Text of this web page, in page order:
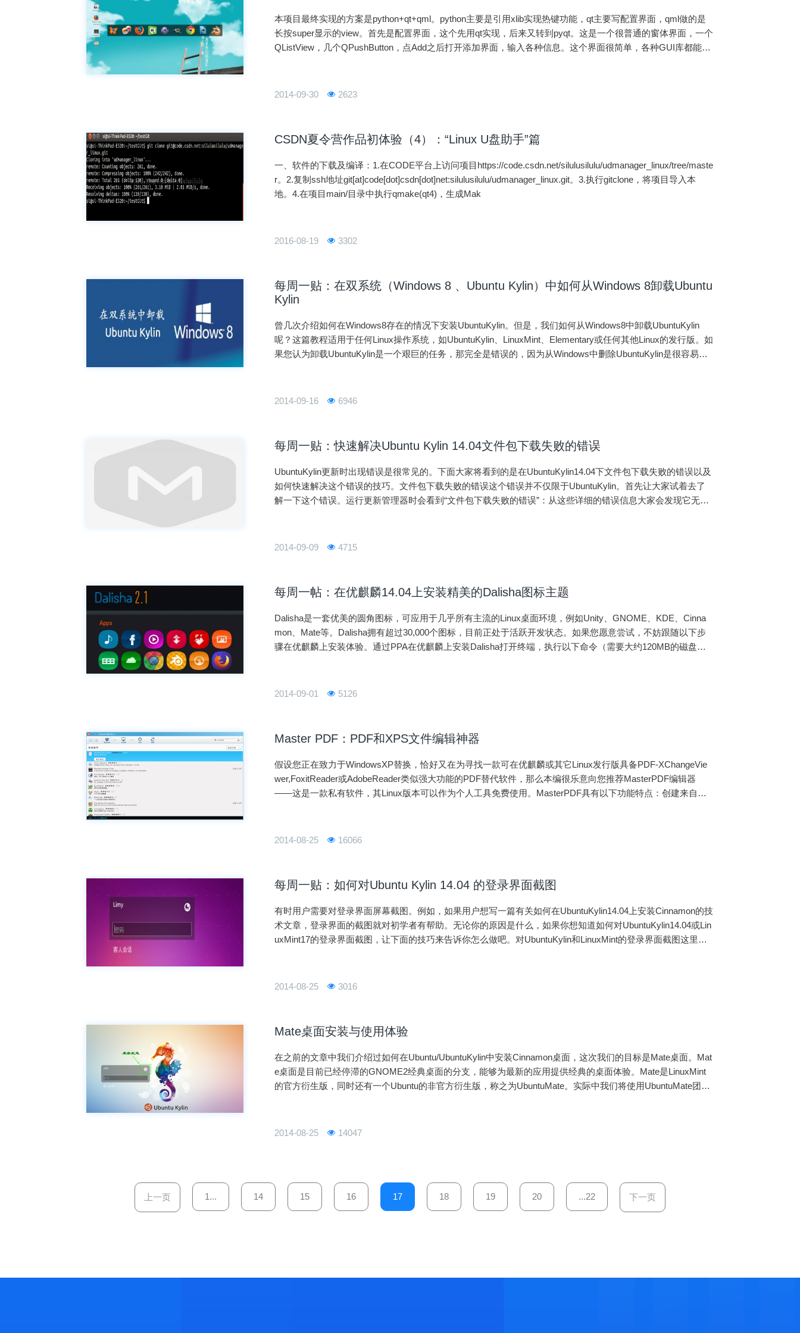
本项目最终实现的方案是python+qt+qml。python主要是引用xlib实现热键功能，qt主要写配置界面，qml做的是
长按super显示的view。首先是配置界面，这个先用qt实现，后来又转到pyqt。这是一个很普通的窗体界面，一个
QListView，几个QPushButton，点Add之后打开添加界面，输入各种信息。这个界面很简单，各种GUI库都能实
2014-09-30 2623
CSDN夏令营作品初体验（4）：“Linux U盘助手”篇
一、软件的下载及编译：1.在CODE平台上访问项目https://code.csdn.net/silulusilulu/udmanager_linux/tree/maste
r。2.复制ssh地址git[at]code[dot]csdn[dot]net:silulusilulu/udmanager_linux.git。3.执行gitclone，将项目导入本
地。4.在项目main/目录中执行qmake(qt4)，生成Mak
2016-08-19 3302
每周一贴：在双系统（Windows 8 、Ubuntu Kylin）中如何从Windows 8卸载Ubuntu
Kylin
曾几次介绍如何在Windows8存在的情况下安装UbuntuKylin。但是，我们如何从Windows8中卸载UbuntuKylin
呢？这篇教程适用于任何Linux操作系统，如UbuntuKylin、LinuxMint、Elementary或任何其他Linux的发行版。如
果您认为卸载UbuntuKylin是一个艰巨的任务，那完全是错误的，因为从Windows中删除UbuntuKylin是很容易
2014-09-16 6946
每周一贴：快速解决Ubuntu Kylin 14.04文件包下载失败的错误
UbuntuKylin更新时出现错误是很常见的。下面大家将看到的是在UbuntuKylin14.04下文件包下载失败的错误以及
如何快速解决这个错误的技巧。文件包下载失败的错误这个错误并不仅限于UbuntuKylin。首先让大家试着去了
解一下这个错误。运行更新管理器时会看到“文件包下载失败的错误”：从这些详细的错误信息大家会发现它无法
2014-09-09 4715
每周一帖：在优麒麟14.04上安装精美的Dalisha图标主题
Dalisha是一套优美的圆角图标，可应用于几乎所有主流的Linux桌面环境，例如Unity、GNOME、KDE、Cinna
mon、Mate等。Dalisha拥有超过30,000个图标，目前正处于活跃开发状态。如果您愿意尝试，不妨跟随以下步
骤在优麒麟上安装体验。通过PPA在优麒麟上安装Dalisha打开终端，执行以下命令（需要大约120MB的磁盘空
2014-09-01 5126
Master PDF：PDF和XPS文件编辑神器
假设您正在致力于WindowsXP替换，恰好又在为寻找一款可在优麒麟或其它Linux发行版具备PDF-XChangeVie
wer,FoxitReader或AdobeReader类似强大功能的PDF替代软件，那么本编很乐意向您推荐MasterPDF编辑器
——这是一款私有软件，其Linux版本可以作为个人工具免费使用。MasterPDF具有以下功能特点：创建来自任
2014-08-25 16066
每周一贴：如何对Ubuntu Kylin 14.04 的登录界面截图
有时用户需要对登录界面屏幕截图。例如，如果用户想写一篇有关如何在UbuntuKylin14.04上安装Cinnamon的技
术文章，登录界面的截图就对初学者有帮助。无论你的原因是什么，如果你想知道如何对UbuntuKylin14.04或Lin
uxMint17的登录界面截图，让下面的技巧来告诉你怎么做吧。对UbuntuKylin和LinuxMint的登录界面截图这里的
2014-08-25 3016
Mate桌面安装与使用体验
在之前的文章中我们介绍过如何在Ubuntu/UbuntuKylin中安装Cinnamon桌面，这次我们的目标是Mate桌面。Mat
e桌面是目前已经停滞的GNOME2经典桌面的分支，能够为最新的应用提供经典的桌面体验。Mate是LinuxMint
的官方衍生版，同时还有一个Ubuntu的非官方衍生版，称之为UbuntuMate。实际中我们将使用UbuntuMate团队
2014-08-25 14047
上一页 1... 14 15 16 17 18 19 20 ...22 下一页